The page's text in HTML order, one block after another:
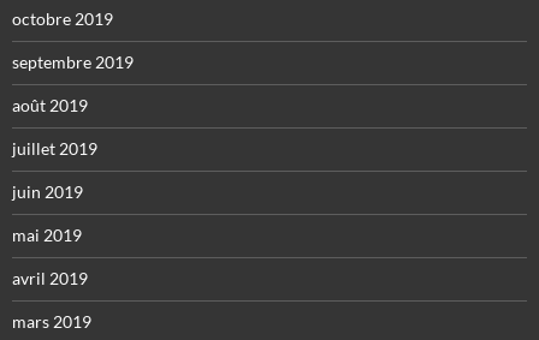
octobre 2019
septembre 2019
août 2019
juillet 2019
juin 2019
mai 2019
avril 2019
mars 2019